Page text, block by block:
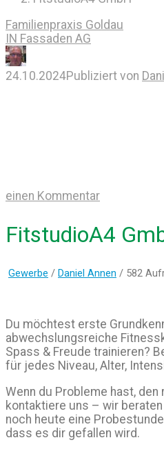
Familienpraxis Goldau
IN Fassaden AG
24.10.2024Publiziert von
einen Kommentar
FitstudioA4
Gewerbe / Daniel Annen / 582
Du möchtest erste
abwechslungsreiche
Spass & Freude trainieren?
für jedes Niveau, Alter,
Wenn du Probleme hast,
kontaktiere uns – wir
noch heute eine
dass es dir gefallen wird.